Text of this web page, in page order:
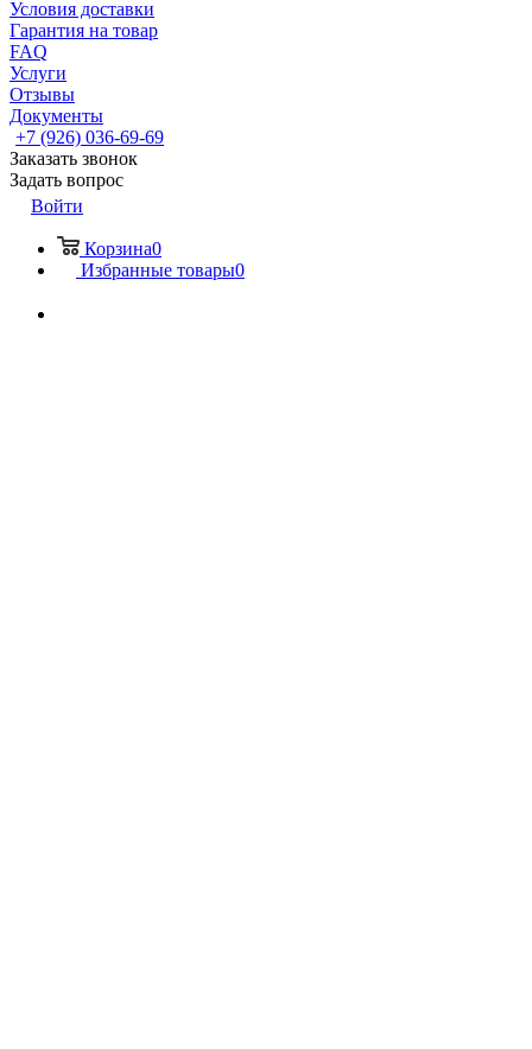
Условия доставки
Гарантия на товар
FAQ
Услуги
Отзывы
Документы
+7 (926) 036-69-69
Заказать звонок
Задать вопрос
Войти
Корзина0
Избранные товары0